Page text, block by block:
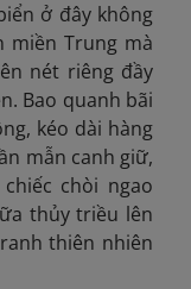
ở đây không
miền Trung mà
nét riêng đầy
Bao quanh bãi
kéo dài hàng
mẫn canh giữ,
chòi ngao
thủy triều lên
thiên nhiên